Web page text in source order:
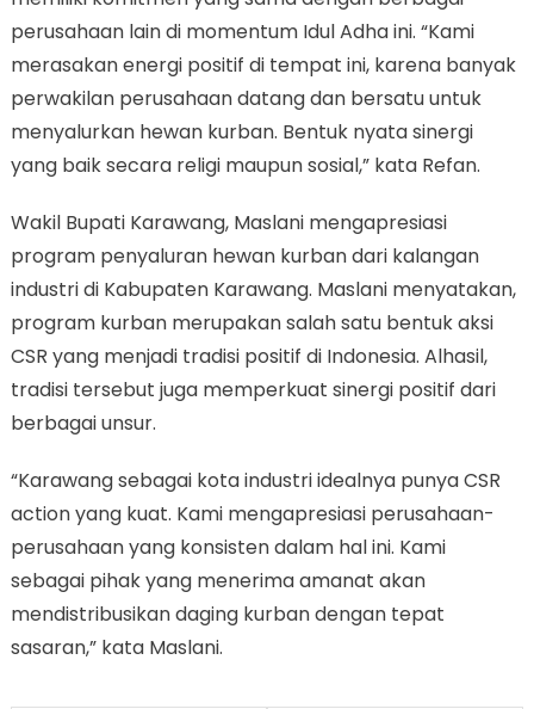
perusahaan lain di momentum Idul Adha ini. “Kami
merasakan energi positif di tempat ini, karena banyak
perwakilan perusahaan datang dan bersatu untuk
menyalurkan hewan kurban. Bentuk nyata sinergi
yang baik secara religi maupun sosial,” kata Refan.
Wakil Bupati Karawang, Maslani mengapresiasi
program penyaluran hewan kurban dari kalangan
industri di Kabupaten Karawang. Maslani menyatakan,
program kurban merupakan salah satu bentuk aksi
CSR yang menjadi tradisi positif di Indonesia. Alhasil,
tradisi tersebut juga memperkuat sinergi positif dari
berbagai unsur.
“Karawang sebagai kota industri idealnya punya CSR
action yang kuat. Kami mengapresiasi perusahaan-
perusahaan yang konsisten dalam hal ini. Kami
sebagai pihak yang menerima amanat akan
mendistribusikan daging kurban dengan tepat
sasaran,” kata Maslani.